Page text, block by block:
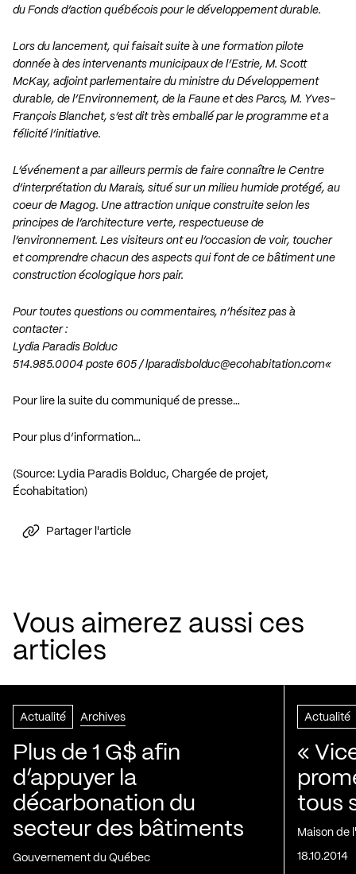
du Fonds d’action québécois pour le développement durable.
Lors du lancement, qui faisait suite à une formation pilote
donnée à des intervenants municipaux de l’Estrie, M. Scott
McKay, adjoint parlementaire du ministre du Développement
durable, de l’Environnement, de la Faune et des Parcs, M. Yves-
François Blanchet, s’est dit très emballé par le programme et a
félicité l’initiative.
L’événement a par ailleurs permis de faire connaître le Centre
d’interprétation du Marais, situé sur un milieu humide protégé, au
coeur de Magog. Une attraction unique construite selon les
principes de l’architecture verte, respectueuse de
l’environnement. Les visiteurs ont eu l’occasion de voir, toucher
et comprendre chacun des aspects qui font de ce bâtiment une
construction écologique hors pair.
Pour toutes questions ou commentaires, n’hésitez pas à
contacter :
Lydia Paradis Bolduc
514.985.0004 poste 605 /lparadisbolduc@ecohabitation.com«
Pour lire la suite du communiqué de presse…
Pour plus d’information…
(Source: Lydia Paradis Bolduc, Chargée de projet,
Écohabitation)
Partager l'article
Vous aimerez aussi ces
articles
Actualité Archives
Plus de 1 G$ afin
d’appuyer la
décarbonation du
secteur des bâtiments
Gouvernement du Québec
Actualité
«
tous
Maison de
18.10.2014